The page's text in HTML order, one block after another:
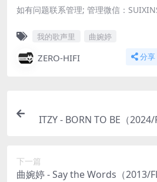
如有问题联系管理; 管理微信：
我的歌声里 曲婉婷
ZERO-HIFI 分享
ITZY - BORN TO BE（2024/
下一篇
曲婉婷 - Say the Words（2013/